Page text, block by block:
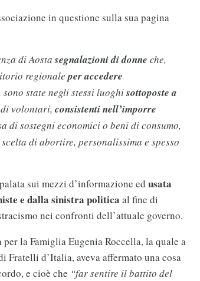
in questione sulla sua pagina
di Aostasegnalazioni di donne che,
regionaleper accedere
sono state negli stessi luoghisottoposte a
volontari, consistenti nell’imporre
di sostegni economici o beni di consumo,
di abortire, personalissima e spesso
sui mezzi d’informazione ed usata
e dalla sinistra politica al fine di
nei confronti dell’attuale governo.
la Famiglia Eugenia Roccella, la quale a
Fratelli d’Italia, aveva affermato una cosa
e cioè che “far sentire il battito del